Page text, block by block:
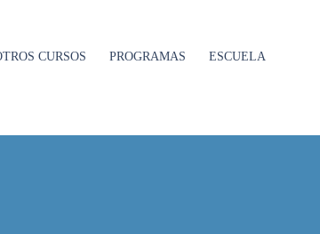
CURSOS PROGRAMAS ESCUELA